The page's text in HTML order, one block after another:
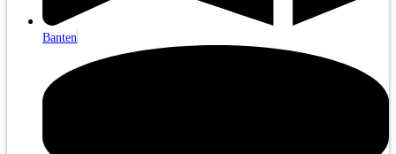
Banten